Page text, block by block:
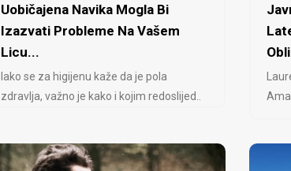
Uobičajena Navika Mogla Bi
Izazvati Probleme Na Vašem
Licu...
Iako se za higijenu kaže da je pola
zdravlja, važno je kako i kojim redoslijed..